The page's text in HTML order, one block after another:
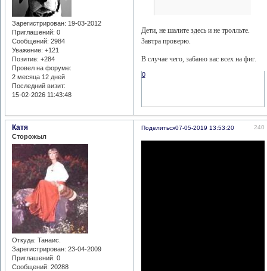
Зарегистрирован: 19-03-2012
Приглашений: 0
Сообщений: 2984
Уважение: +121
Позитив: +284
Провел на форуме:
2 месяца 12 дней
Последний визит:
15-02-2026 11:43:48
Дети, не шалите здесь и не тролльте.
Завтра проверю.
В случае чего, забаню вас всех на фиг.
0
Поделиться 240
07-05-2019 13:53:20
Катя
Сторожыл
Откуда: Танаис.
Зарегистрирован: 23-04-2009
Приглашений: 0
Сообщений: 20288